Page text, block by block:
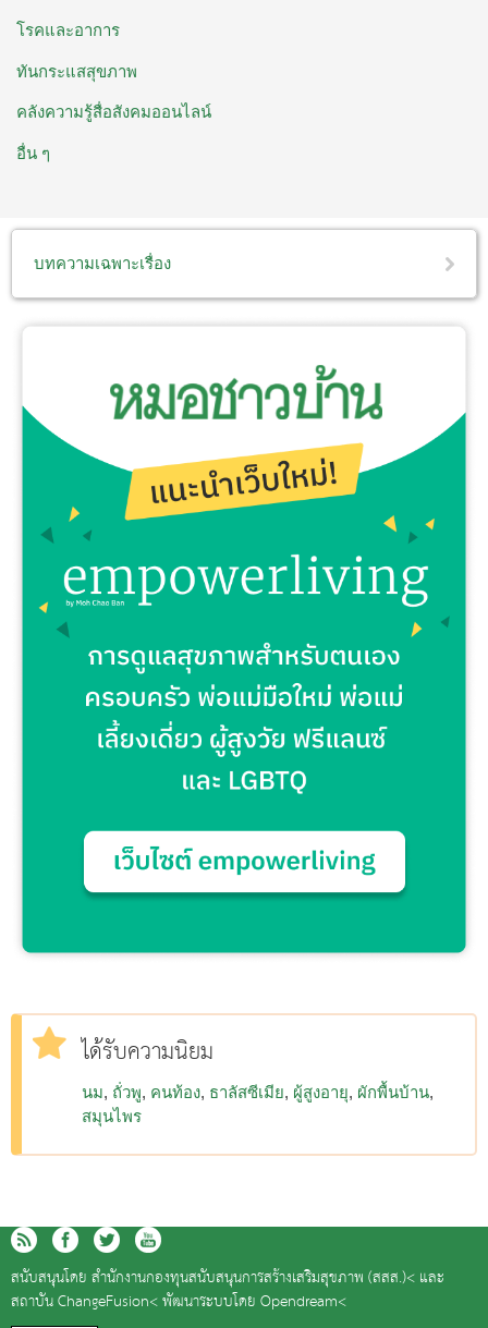
โรคและอาการ
ทันกระแสสุขภาพ
คลังความรู้สื่อสังคมออนไลน์
อื่น ๆ
บทความเฉพาะเรื่อง
ได้รับความนิยม
นม ถั่วพู คนท้อง ธาลัสซีเมีย ผู้สูงอายุ ผักพื้นบ้าน
สมุนไพร
สนับสนุนโดย สำนักงานกองทุนสนับสนุนการสร้างเสริมสุขภาพ (สสส.)< และ
สถาบัน ChangeFusion<พัฒนาระบบโดย Opendream<